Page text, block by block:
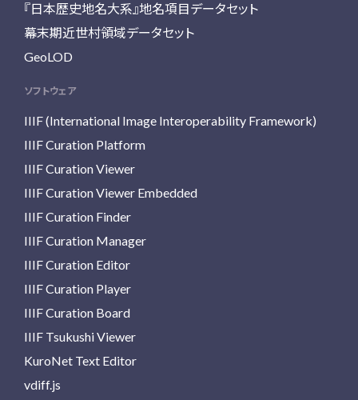
『日本歴史地名大系』地名項目データセット
幕末期近世村領域データセット
GeoLOD
ソフトウェア
IIIF (International Image Interoperability Framework)
IIIF Curation Platform
IIIF Curation Viewer
IIIF Curation Viewer Embedded
IIIF Curation Finder
IIIF Curation Manager
IIIF Curation Editor
IIIF Curation Player
IIIF Curation Board
IIIF Tsukushi Viewer
KuroNet Text Editor
vdiff.js